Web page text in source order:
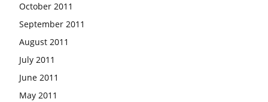
October 2011
September 2011
August 2011
July 2011
June 2011
May 2011